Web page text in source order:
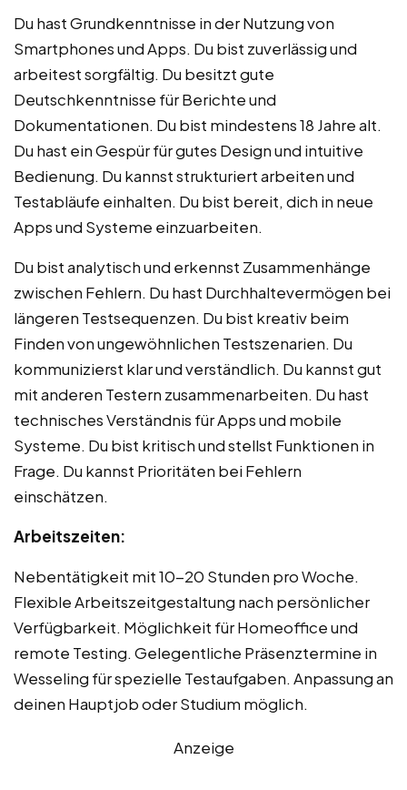
Du hast Grundkenntnisse in der Nutzung von
Smartphones und Apps. Du bist zuverlässig und
arbeitest sorgfältig. Du besitzt gute
Deutschkenntnisse für Berichte und
Dokumentationen. Du bist mindestens 18 Jahre alt.
Du hast ein Gespür für gutes Design und intuitive
Bedienung. Du kannst strukturiert arbeiten und
Testabläufe einhalten. Du bist bereit, dich in neue
Apps und Systeme einzuarbeiten.
Du bist analytisch und erkennst Zusammenhänge
zwischen Fehlern. Du hast Durchhaltevermögen bei
längeren Testsequenzen. Du bist kreativ beim
Finden von ungewöhnlichen Testszenarien. Du
kommunizierst klar und verständlich. Du kannst gut
mit anderen Testern zusammenarbeiten. Du hast
technisches Verständnis für Apps und mobile
Systeme. Du bist kritisch und stellst Funktionen in
Frage. Du kannst Prioritäten bei Fehlern
einschätzen.
Arbeitszeiten:
Nebentätigkeit mit 10-20 Stunden pro Woche.
Flexible Arbeitszeitgestaltung nach persönlicher
Verfügbarkeit. Möglichkeit für Homeoffice und
remote Testing. Gelegentliche Präsenztermine in
Wesseling für spezielle Testaufgaben. Anpassung an
deinen Hauptjob oder Studium möglich.
Anzeige